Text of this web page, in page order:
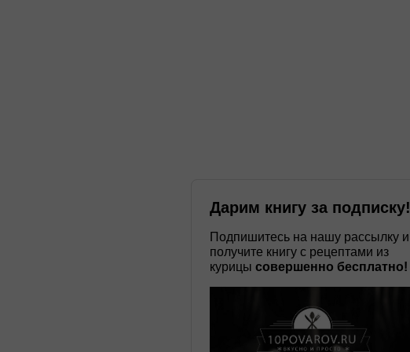
Дарим книгу за подписку!
Подпишитесь на нашу рассылку и
получите книгу с рецептами из
курицы совершенно бесплатно!